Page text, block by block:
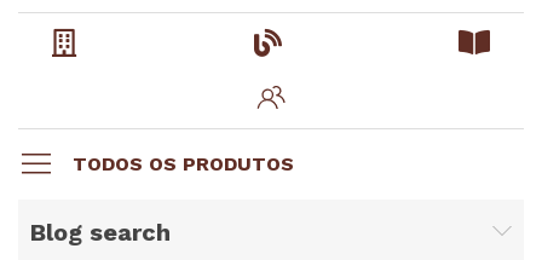
TODOS OS PRODUTOS
Blog search